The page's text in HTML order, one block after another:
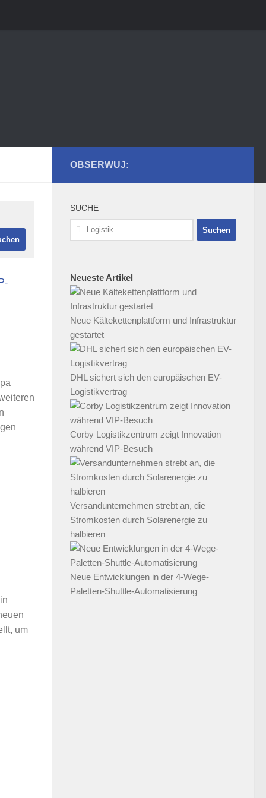
um
OBSERWUJ:
SUCHE
Suchen
nach:
Neueste Artikel
Neue Kältekettenplattform und Infrastruktur
gestartet
DHL sichert sich den europäischen EV-
Logistikvertrag
Corby Logistikzentrum zeigt Innovation
während VIP-Besuch
Versandunternehmen strebt an, die
Stromkosten durch Solarenergie zu
halbieren
Neue Entwicklungen in der 4-Wege-
Paletten-Shuttle-Automatisierung